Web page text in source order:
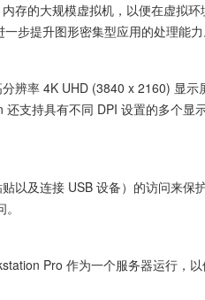
存的大规模虚拟机，以便在虚拟
步提升图形密集型应用的处理能力
辨率 4K UHD (3840 x 2160) 显示
支持具有不同 DPI 设置的多个显
以及连接 USB 设备）的访问来保
Pro 作为一个服务器运行，